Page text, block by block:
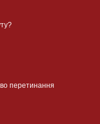
перетинання